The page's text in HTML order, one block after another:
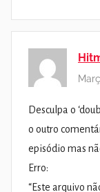
Desculpa o
o outro
episódio mas
Erro:
“Este arquivo